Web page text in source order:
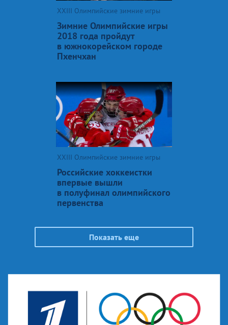
XXIII Олимпийские зимние игры
Зимние Олимпийские игры
2018 года пройдут
в южнокорейском городе
Пхенчхан
XXIII Олимпийские зимние игры
Российские хоккеистки
впервые вышли
в полуфинал олимпийского
первенства
Показать еще